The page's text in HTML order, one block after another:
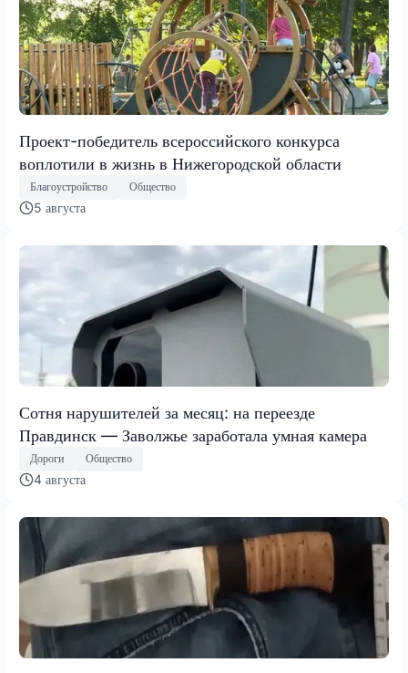
Проект-победитель всероссийского конкурса
воплотили в жизнь в Нижегородской области
Благоустройство Общество
5 августа
Сотня нарушителей за месяц: на переезде
Правдинск — Заволжье заработала умная камера
Дороги Общество
4 августа